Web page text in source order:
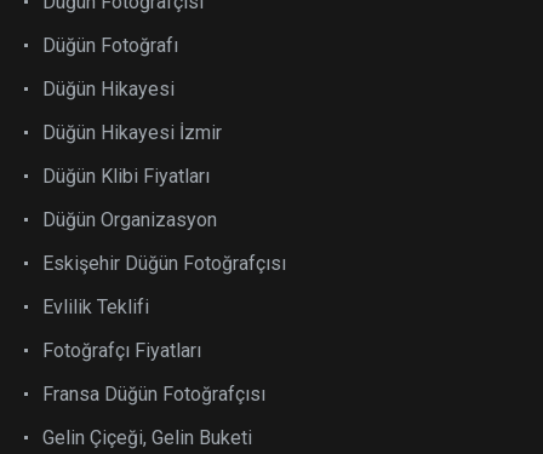
Düğün Fotoğrafı
Düğün Hikayesi
Düğün Hikayesi İzmir
Düğün Klibi Fiyatları
Düğün Organizasyon
Eskişehir Düğün Fotoğrafçısı
Evlilik Teklifi
Fotoğrafçı Fiyatları
Fransa Düğün Fotoğrafçısı
Gelin Çiçeği, Gelin Buketi